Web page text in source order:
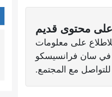
محتوى قديم
على معلومات
في سان فرانسيسكو